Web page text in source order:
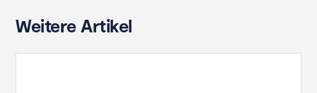
Weitere Artikel